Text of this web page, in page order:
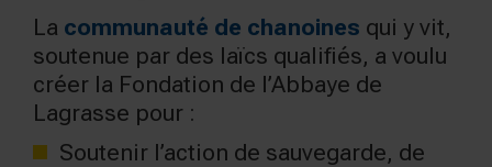
La communauté de chanoines qui y vit,
soutenue par des laïcs qualifiés, a voulu
créer la Fondation de l’Abbaye de
Lagrasse pour :
Soutenir l’action de sauvegarde, de